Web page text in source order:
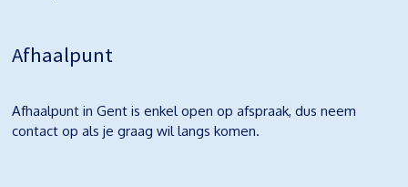
Afhaalpunt
Afhaalpunt in Gent is enkel open op afspraak, dus neem
contact op als je graag wil langs komen.